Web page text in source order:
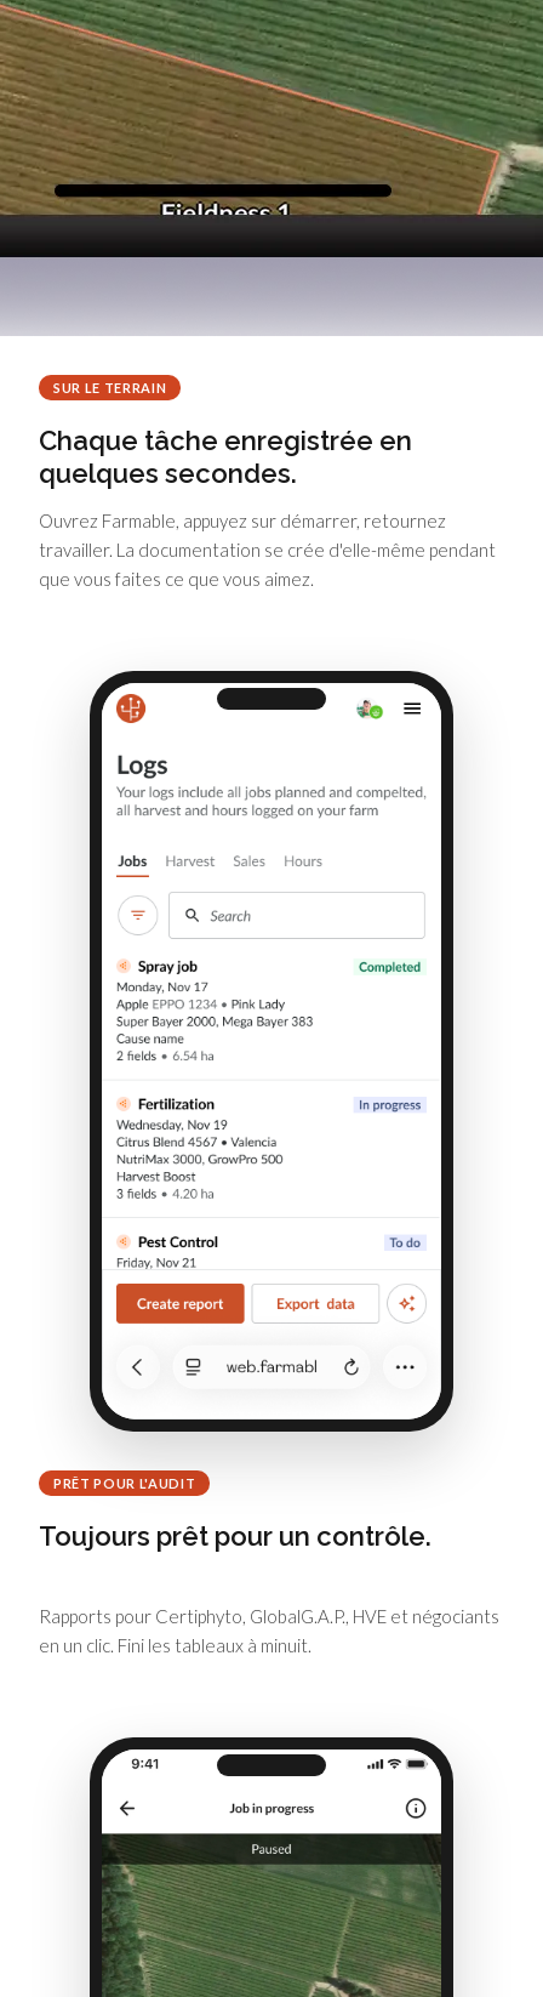
SUR LE TERRAIN
Chaque tâche enregistrée en
quelques secondes.
Ouvrez Farmable, appuyez sur démarrer, retournez
travailler. La documentation se crée d'elle-même pendant
que vous faites ce que vous aimez.
PRÊT POUR L'AUDIT
Toujours prêt pour un contrôle.
Rapports pour Certiphyto, GlobalG.A.P., HVE et négociants
en un clic. Fini les tableaux à minuit.